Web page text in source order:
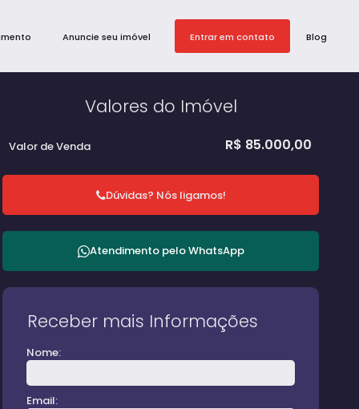
Blog
Entrar em contato
Anuncie seu imóvel
Valores do Imóvel
R$ 85.000,00
Valor de Venda
Dúvidas? Nós ligamos!
Atendimento peloWhatsApp
Receber mais Informações
Nome:
Email: